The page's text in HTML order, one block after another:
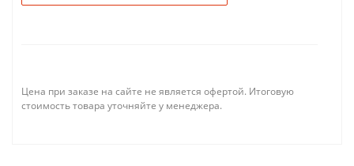
Цена при заказе на сайте не является офертой. Итоговую
стоимость товара уточняйте у менеджера.